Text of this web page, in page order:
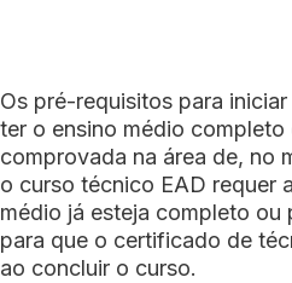
Os pré-requisitos para
ter o ensino médio completo
comprovada na área de, no
o curso técnico EAD requer
médio já esteja completo ou
para que o certificado de
ao concluir o curso.